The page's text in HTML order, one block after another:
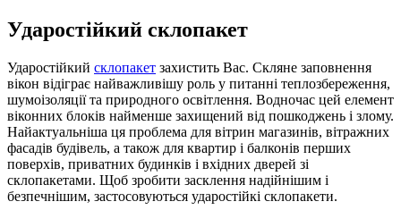
Ударостійкий склопакет
Ударостійкий склопакет захистить Вас. Скляне заповнення
вікон відіграє найважливішу роль у питанні теплозбереження,
шумоізоляції та природного освітлення. Водночас цей елемент
віконних блоків найменше захищений від пошкоджень і злому.
Найактуальніша ця проблема для вітрин магазинів, вітражних
фасадів будівель, а також для квартир і балконів перших
поверхів, приватних будинків і вхідних дверей зі
склопакетами. Щоб зробити засклення надійнішим і
безпечнішим, застосовуються ударостійкі склопакети.